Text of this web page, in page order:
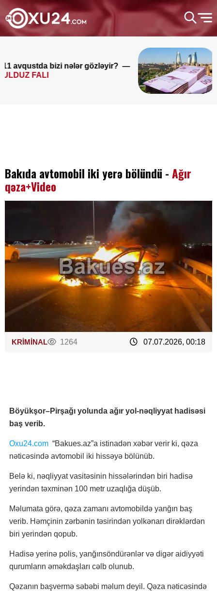
Bu şəxslərin müavinəti LƏĞV
Bakıda avtomobil iki yerə bölündü - Ağır
qəza+Video
KRİMİNAL 1264 07.07.2026, 00:18
Böyükşor–Pirşağı yolunda ağır yol-nəqliyyat hadisəsi
baş verib.
Oxu24.com “Bakues.az”a istinadən xəbər verir ki, qəza
nəticəsində avtomobil iki hissəyə bölünüb.
Belə ki, nəqliyyat vasitəsinin hissələrindən biri hadisə
yerindən təxminən 100 metr uzaqlığa düşüb.
Məlumata görə, qəza zamanı avtomobildə yanğın baş
verib. Həmçinin zərbənin təsirindən yolkənarı dirəklərdən
biri yerindən qopub.
Hadisə yerinə polis, yanğınsöndürənlər və digər aidiyyəti
qurumların əməkdaşları cəlb olunub.
Qəzanın başvermə səbəbi məlum deyil. Qəza nəticəsində